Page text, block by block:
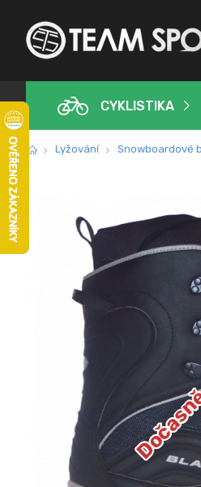
CYKLISTIKA
Lyžování Snowboardové